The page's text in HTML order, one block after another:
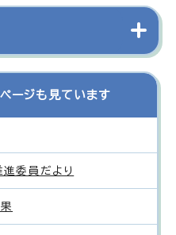
ージも見ています
委員だより